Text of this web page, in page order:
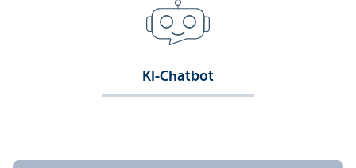
KI-Chatbot